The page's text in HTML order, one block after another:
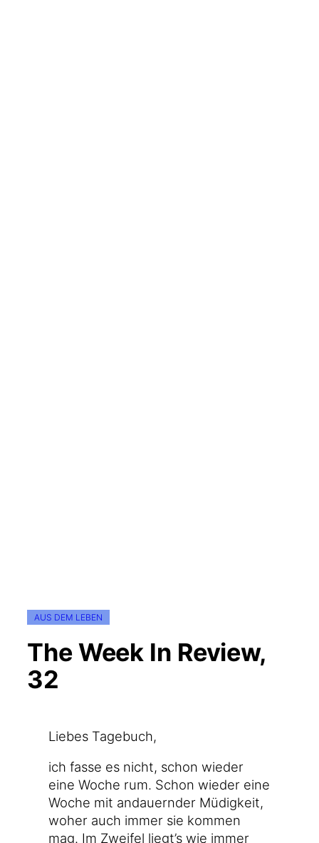
AUS DEM LEBEN
The Week In Review,
32
Lie­bes Tagebuch,
ich fas­se es nicht, schon wie­der
eine Woche rum. Schon wie­der eine
Woche mit andau­ern­der Müdig­keit,
woher auch immer sie kom­men
mag. Im Zwei­fel liegt’s wie immer